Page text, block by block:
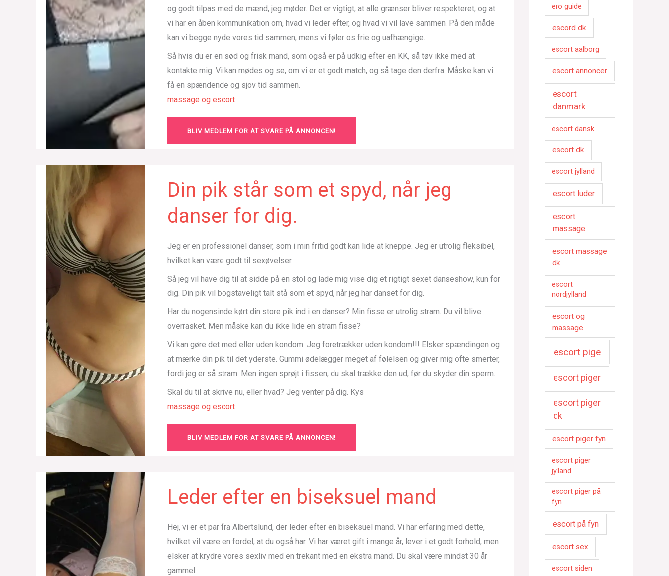
og godt tilpas med de mænd, jeg møder. Det er vigtigt, at alle grænser bliver respekteret, og at
vi har en åben kommunikation om, hvad vi leder efter, og hvad vi vil lave sammen. På den måde
kan vi begge nyde vores tid sammen, mens vi føler os frie og uafhængige.
Så hvis du er en sød og frisk mand, som også er på udkig efter en KK, så tøv ikke med at
kontakte mig. Vi kan mødes og se, om vi er et godt match, og så tage den derfra. Måske kan vi
få en spændende og sjov tid sammen.
massage og escort
BLIV MEDLEM FOR AT SVARE PÅ ANNONCEN!
Din pik står som et spyd, når jeg
danser for dig.
Jeg er en professionel danser, som i min fritid godt kan lide at kneppe. Jeg er utrolig fleksibel,
hvilket kan være godt til sexøvelser.
Så jeg vil have dig til at sidde på en stol og lade mig vise dig et rigtigt sexet danseshow, kun for
dig. Din pik vil bogstaveligt talt stå som et spyd, når jeg har danset for dig.
Har du nogensinde kørt din store pik ind i en danser? Min fisse er utrolig stram. Du vil blive
overrasket. Men måske kan du ikke lide en stram fisse?
Vi kan gøre det med eller uden kondom. Jeg foretrækker uden kondom!!! Elsker spændingen og
at mærke din pik til det yderste. Gummi ødelægger meget af følelsen og giver mig ofte smerter,
fordi jeg er så stram. Men ingen sprøjt i fissen, du skal trække den ud, før du skyder din sperm.
Skal du til at skrive nu, eller hvad? Jeg venter på dig. Kys
massage og escort
BLIV MEDLEM FOR AT SVARE PÅ ANNONCEN!
Leder efter en biseksuel mand
Hej, vi er et par fra Albertslund, der leder efter en biseksuel mand. Vi har erfaring med dette,
hvilket vil være en fordel, at du også har. Vi har været gift i mange år, lever i et godt forhold, men
elsker at krydre vores sexliv med en trekant med en ekstra mand. Du skal være mindst 30 år
gammel.
ero guide
escord dk
escort aalborg
escort annoncer
escort
danmark
escort dansk
escort dk
escort jylland
escort luder
escort
massage
escort massage
dk
escort
nordjylland
escort og
massage
escort pige
escort piger
escort piger
dk
escort piger fyn
escort piger
jylland
escort piger på
fyn
escort på fyn
escort sex
escort siden